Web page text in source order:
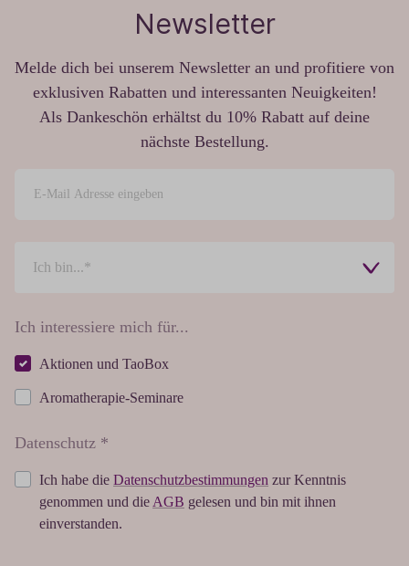
Newsletter
Melde dich bei unserem Newsletter an und profitiere von
exklusiven Rabatten und interessanten Neuigkeiten!
Als Dankeschön erhältst du 10% Rabatt auf deine
nächste Bestellung.
Ich interessiere mich für...
Aktionen und TaoBox
Aromatherapie-Seminare
Datenschutz *
Ich habe die Datenschutzbestimmungen zur Kenntnis
genommen und die AGB gelesen und bin mit ihnen
einverstanden.